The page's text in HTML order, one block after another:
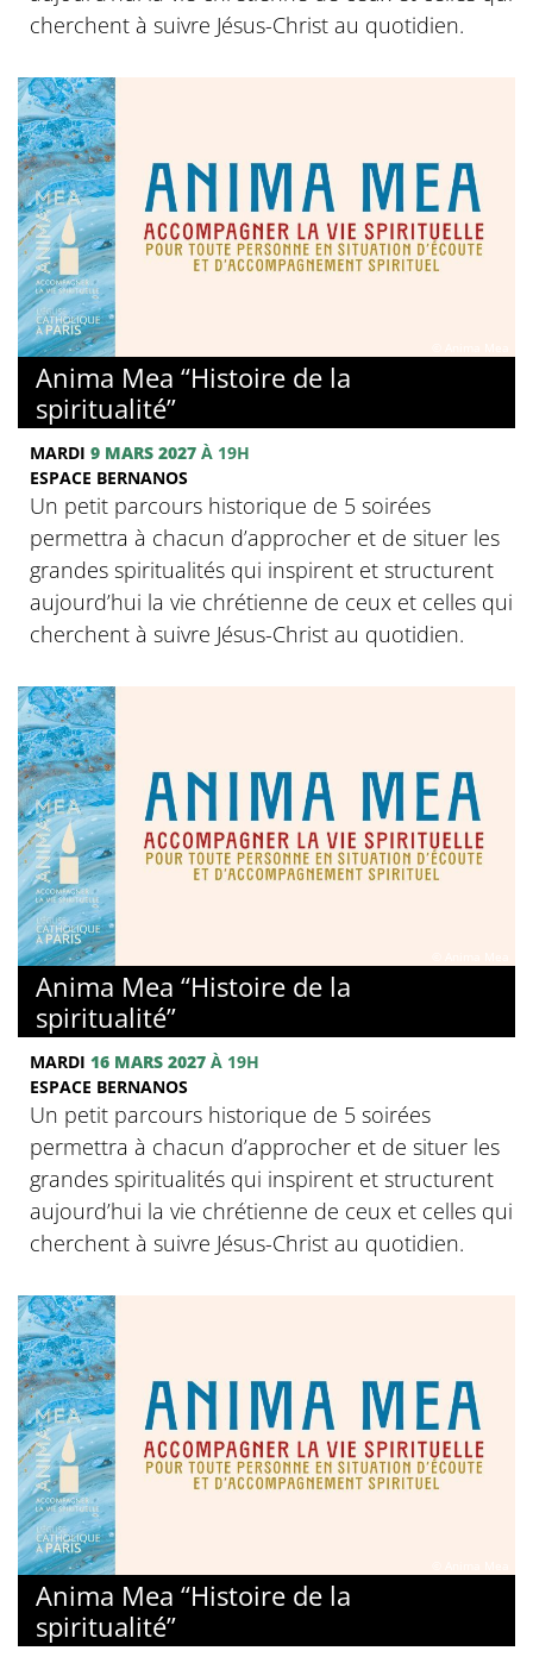
cherchent à suivre Jésus-Christ au quotidien.
Anima Mea “Histoire de la
spiritualité”
MARDI 9 MARS 2027 À 19H
ESPACE BERNANOS
Un petit parcours historique de 5 soirées
permettra à chacun d’approcher et de situer les
grandes spiritualités qui inspirent et structurent
aujourd’hui la vie chrétienne de ceux et celles qui
cherchent à suivre Jésus-Christ au quotidien.
Anima Mea “Histoire de la
spiritualité”
MARDI 16 MARS 2027 À 19H
ESPACE BERNANOS
Un petit parcours historique de 5 soirées
permettra à chacun d’approcher et de situer les
grandes spiritualités qui inspirent et structurent
aujourd’hui la vie chrétienne de ceux et celles qui
cherchent à suivre Jésus-Christ au quotidien.
Anima Mea “Histoire de la
spiritualité”